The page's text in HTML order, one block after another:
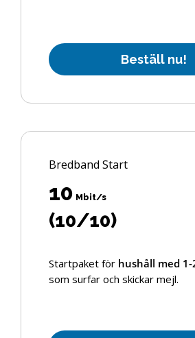
Beställ nu!
Bredband Start
10 Mbit/s
(10/10)
Startpaket för hushåll med
som surfar och skickar mejl.